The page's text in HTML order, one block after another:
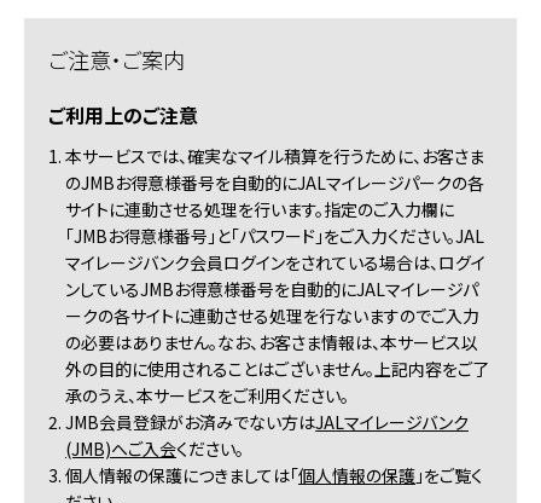
ご注意・ご案内
ご利用上のご注意
1. 本サービスでは、確実なマイル積算を行うために、お客さま
のJMBお得意様番号を自動的にJALマイレージパークの各
サイトに連動させる処理を行います。指定のご入力欄に
「JMBお得意様番号」と「パスワード」をご入力ください。JAL
マイレージバンク会員ログインをされている場合は、ログイ
ンしているJMBお得意様番号を自動的にJALマイレージパ
ークの各サイトに連動させる処理を行ないますのでご入力
の必要はありません。なお、お客さま情報は、本サービス以
外の目的に使用されることはございません。上記内容をご了
承のうえ、本サービスをご利用ください。
2. JMB会員登録がお済みでない方はJALマイレージバンク
(JMB)へご入会ください。
3. 個人情報の保護につきましては「個人情報の保護 」をご覧く